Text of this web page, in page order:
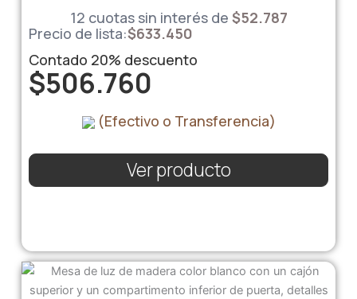
12 cuotas sin interés de $52.787
Precio de lista:$633.450
Contado 20% descuento
$506.760
(Efectivo o Transferencia)
Ver producto